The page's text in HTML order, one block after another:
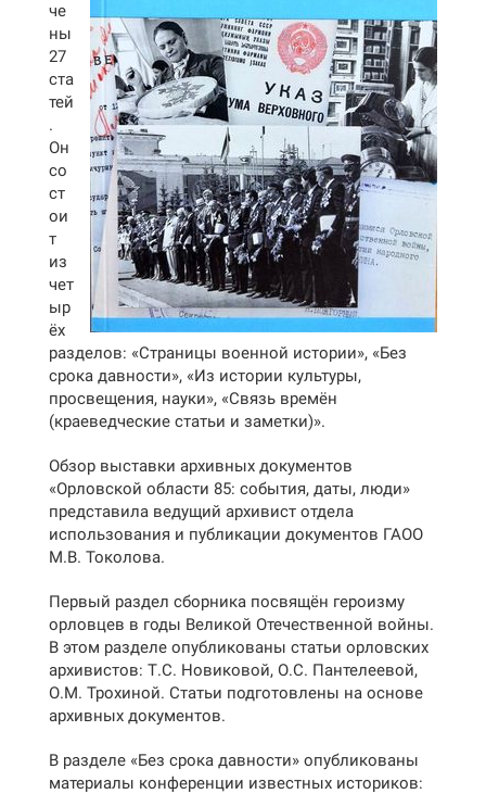
че
ны
27
ста
тей
.
Он
со
ст
ои
т
из
чет
ыр
ёх
разделов: «Страницы военной истории», «Без
срока давности», «Из истории культуры,
просвещения, науки», «Связь времён
(краеведческие статьи и заметки)».
Обзор выставки архивных документов
«Орловской области 85: события, даты, люди»
представила ведущий архивист отдела
использования и публикации документов ГАОО
М.В. Токолова.
Первый раздел сборника посвящён героизму
орловцев в годы Великой Отечественной войны.
В этом разделе опубликованы статьи орловских
архивистов: Т.С. Новиковой, О.С. Пантелеевой,
О.М. Трохиной. Статьи подготовлены на основе
архивных документов.
В разделе «Без срока давности» опубликованы
материалы конференции известных историков: